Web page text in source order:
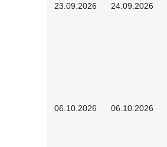
23.09.2026 24.09.2026
06.10.2026 06.10.2026